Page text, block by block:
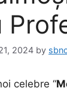
2024 by
celebre “